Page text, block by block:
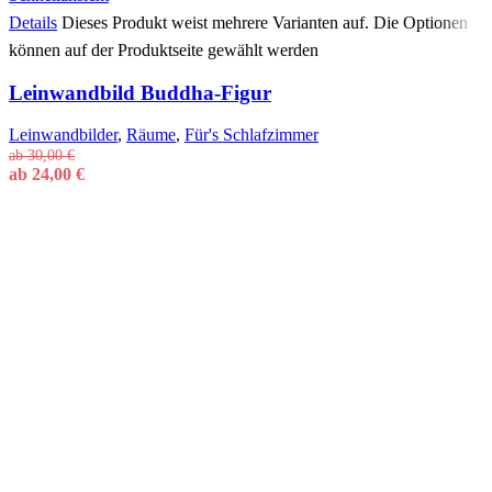
Details Dieses Produkt weist mehrere Varianten auf. Die Optionen
können auf der Produktseite gewählt werden
Leinwandbild Buddha-Figur
Leinwandbilder, Räume, Für's Schlafzimmer
ab30,00€
ab 24,00 €